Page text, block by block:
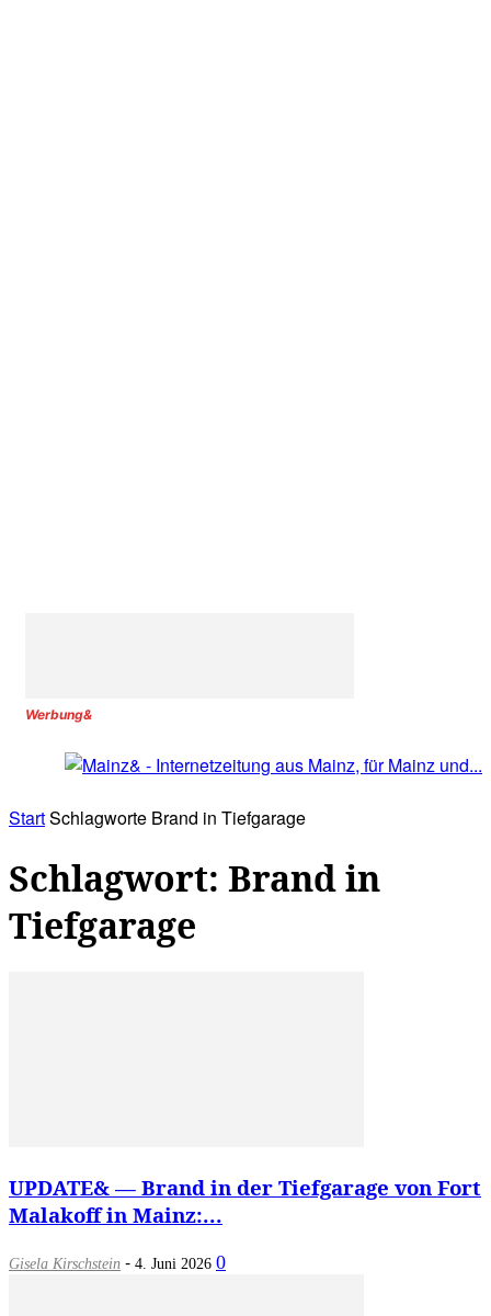
Werbung&
StartSchlagworte Brand in Tiefgarage
Schlagwort: Brand in
Tiefgarage
UPDATE& — Brand in der Tiefgarage von Fort
Malakoff in Mainz:...
Gisela Kirschstein - 4. Juni 2026 0